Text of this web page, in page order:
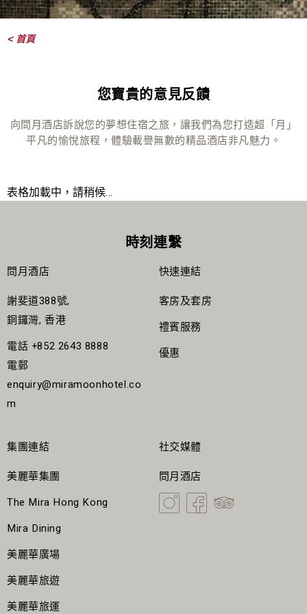
< 首頁
您寶貴的意見反饋
向問月酒店訴說您的夢想住宿之旅，讓我們為您打造超「月」
平凡的愉悅旅程，體驗載譽無數的精品酒店非凡魅力。
表格加載中，請稍候…
時刻連繫
問月酒店
謝斐道388號,
銅鑼灣, 香港
電話 +852 2643 8888
電郵
enquiry@miramoonhotel.co
m
集團連結
美麗華集團
The Mira Hong Kong
Mira Dining
美麗華廣場
美麗華旅遊
美麗華旅運
快速連結
客房及套房
禮賓服務
優惠
社交媒體
問月酒店